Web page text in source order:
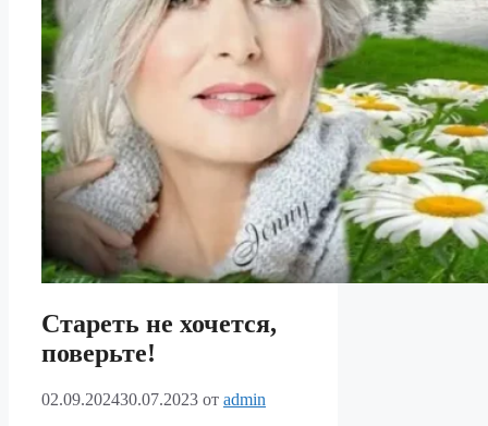
Стареть не хочется,
поверьте!
02.09.202430.07.2023 от admin